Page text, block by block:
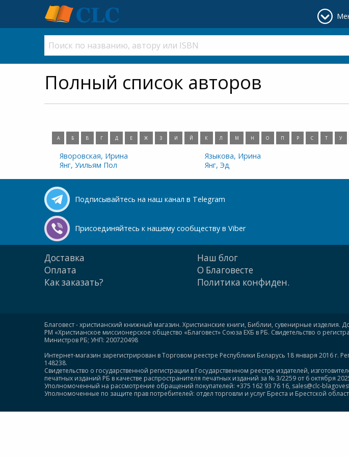
Полный список авторов
А Б В Г Д Е Ж З И Й К Л М Н О П Р С Т У
Яворовская, Ирина Языкова, Ирина
Янг, Уильям Пол
Янг, Эд
Подписывайтесь на наш канал в Telegram
Присоединяйтесь к нашему сообществу в Viber
Доставка
Оплата
Как заказать?
Наш блог
О Благовесте
Политика конфиден.
Благовест - христианский книжный магазин. Христианские книги, Библии, сувенирные изделия.
РМ «Христианское миссионерское общество «Благовест» Союза ЕХБ в РБ. Свидетельство о
Министров РБ; УНП: 200720498
Интернет-магазин зарегистрирован в Торговом реестре Республики Беларусь 18 января 2016 г.
148238.
Свидетельство о государственной регистрации в Государственном реестре издателей,
печатных изданий РБ в качестве распространителя печатных изданий за № 3/2259 от 6 октября
Уполномоченный на рассмотрение обращений покупателей: +375 162 93 76 16, sales@clc-
Уполномоченные по защите прав потребителей: отдел торговли и услуг Бреста и Брестской